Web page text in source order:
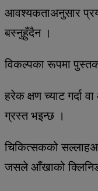
आवश्यकताअनुसार
बस्नुहुँदैन ।
विकल्पका रूपमा
हरेक क्षण च्याट गर्दा
ग्रस्त भइन्छ ।
चिकित्सकको
जसले आँखाको